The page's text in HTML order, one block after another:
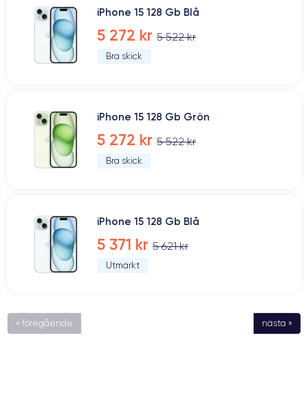
iPhone 15 128 Gb Blå
5 272 kr 5 522 kr
Bra skick
iPhone 15 128 Gb Grön
5 272 kr 5 522 kr
Bra skick
iPhone 15 128 Gb Blå
5 371 kr 5 621 kr
Utmärkt
« föregående nästa »